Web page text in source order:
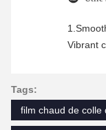
Vibrant
Tags:
film chaud de colle